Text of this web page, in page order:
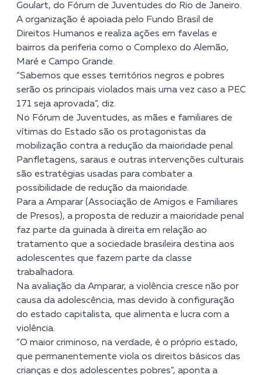
Goulart, do Fórum de Juventudes do Rio de Janeiro.
A organização é apoiada pelo Fundo Brasil de
Direitos Humanos e realiza ações em favelas e
bairros da periferia como o Complexo do Alemão,
Maré e Campo Grande.
“Sabemos que esses territórios negros e pobres
serão os principais violados mais uma vez caso a PEC
171 seja aprovada”, diz.
No Fórum de Juventudes, as mães e familiares de
vítimas do Estado são os protagonistas da
mobilização contra a redução da maioridade penal.
Panfletagens, saraus e outras intervenções culturais
são estratégias usadas para combater a
possibilidade de redução da maioridade.
Para a Amparar (Associação de Amigos e Familiares
de Presos), a proposta de reduzir a maioridade penal
faz parte da guinada à direita em relação ao
tratamento que a sociedade brasileira destina aos
adolescentes que fazem parte da classe
trabalhadora.
Na avaliação da Amparar, a violência cresce não por
causa da adolescência, mas devido à configuração
do estado capitalista, que alimenta e lucra com a
violência.
“O maior criminoso, na verdade, é o próprio estado,
que permanentemente viola os direitos básicos das
crianças e dos adolescentes pobres”, aponta a